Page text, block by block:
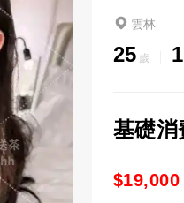
雲林
25 歲
基礎消
$19,000